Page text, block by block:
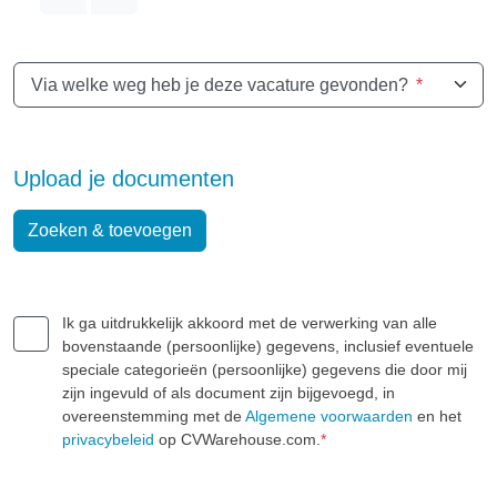
Via welke weg heb je deze vacature gevonden? *
Upload je documenten
Zoeken & toevoegen
Ik ga uitdrukkelijk akkoord met de verwerking van alle
bovenstaande (persoonlijke) gegevens, inclusief eventuele
speciale categorieën (persoonlijke) gegevens die door mij
zijn ingevuld of als document zijn bijgevoegd, in
overeenstemming met de Algemene voorwaarden en het
privacybeleid op CVWarehouse.com. *